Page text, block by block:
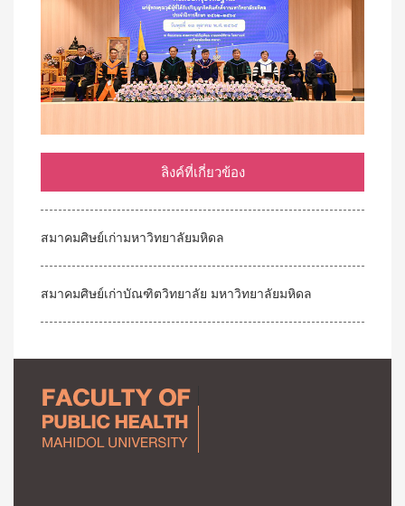
ลิงค์ที่เกี่ยวข้อง
สมาคมศิษย์เก่ามหาวิทยาลัยมหิดล
สมาคมศิษย์เก่าบัณฑิตวิทยาลัย มหาวิทยาลัยมหิดล